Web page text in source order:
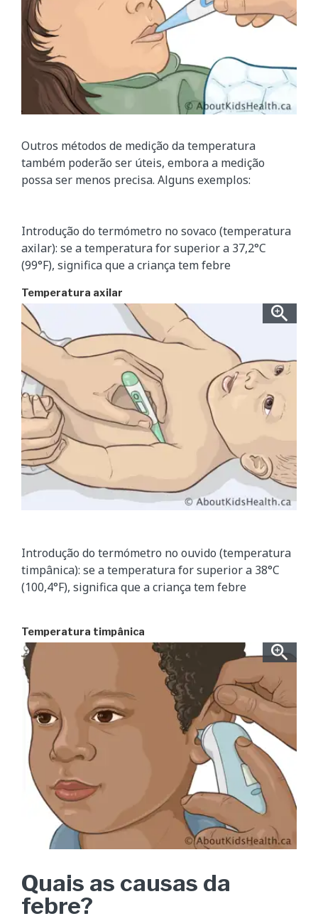
Outros métodos de medição da temperatura
também poderão ser úteis, embora a medição
possa ser menos precisa. Alguns exemplos:
Temperatura axilar
Introdução do termómetro no sovaco (temperatura
axilar): se a temperatura for superior a 37,2°C
(99°F), significa que a criança tem febre
Temperatura timpânica
Introdução do termómetro no ouvido (temperatura
timpânica): se a temperatura for superior a 38°C
(100,4°F), significa que a criança tem febre
Quais as causas da
febre?